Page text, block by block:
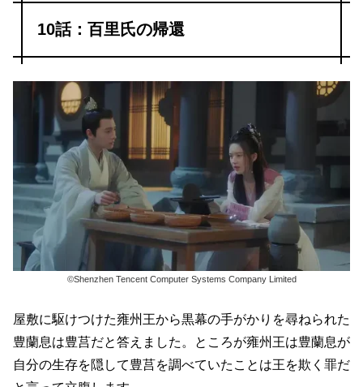
10話：百里氏の帰還
©Shenzhen Tencent Computer Systems Company Limited
屋敷に駆けつけた雍州王から黒幕の手がかりを尋ねられた
豊蘭息は豊莒だと答えました。ところが雍州王は豊蘭息が
自分の生存を隠して豊莒を調べていたことは王を欺く罪だ